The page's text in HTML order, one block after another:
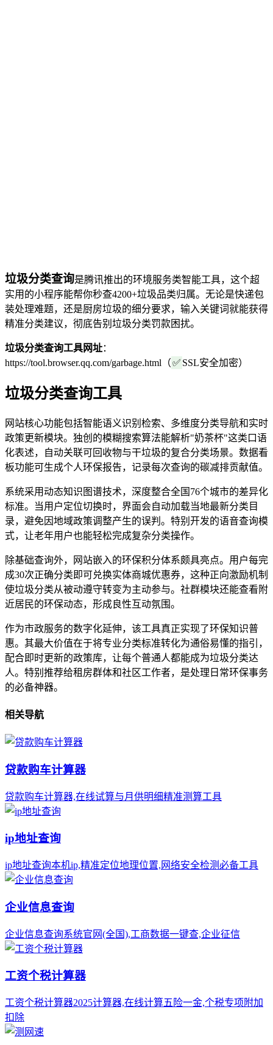
垃圾分类查询是腾讯推出的环境服务类智能工具，这个超
实用的小程序能帮你秒查4200+垃圾品类归属。无论是快递包
装处理难题，还是厨房垃圾的细分要求，输入关键词就能获得
精准分类建议，彻底告别垃圾分类罚款困扰。
垃圾分类查询工具网址：
https://tool.browser.qq.com/garbage.html（✅ SSL安全加密）
垃圾分类查询工具
网站核心功能包括智能语义识别检索、多维度分类导航和实时
政策更新模块。独创的模糊搜索算法能解析"奶茶杯"这类口语
化表述，自动关联可回收物与干垃圾的复合分类场景。数据看
板功能可生成个人环保报告，记录每次查询的碳减排贡献值。
系统采用动态知识图谱技术，深度整合全国76个城市的差异化
标准。当用户定位切换时，界面会自动加载当地最新分类目
录，避免因地域政策调整产生的误判。特别开发的语音查询模
式，让老年用户也能轻松完成复杂分类操作。
除基础查询外，网站嵌入的环保积分体系颇具亮点。用户每完
成30次正确分类即可兑换实体商城优惠券，这种正向激励机制
使垃圾分类从被动遵守转变为主动参与。社群模块还能查看附
近居民的环保动态，形成良性互动氛围。
作为市政服务的数字化延伸，该工具真正实现了环保知识普
惠。其最大价值在于将专业分类标准转化为通俗易懂的指引，
配合即时更新的政策库，让每个普通人都能成为垃圾分类达
人。特别推荐给租房群体和社区工作者，是处理日常环保事务
的必备神器。
相关导航
贷款购车计算器
贷款购车计算器,在线试算与月供明细精准测算工具
ip地址查询
ip地址查询本机ip,精准定位地理位置,网络安全检测必备工具
企业信息查询
企业信息查询系统官网(全国),工商数据一键查,企业征信
工资个税计算器
工资个税计算器2025计算器,在线计算五险一金,个税专项附加
扣除